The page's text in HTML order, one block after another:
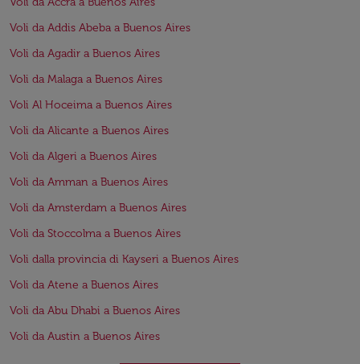
Voli da Addis Abeba a Buenos Aires
Voli da Agadir a Buenos Aires
Voli da Malaga a Buenos Aires
Voli Al Hoceima a Buenos Aires
Voli da Alicante a Buenos Aires
Voli da Algeri a Buenos Aires
Voli da Amman a Buenos Aires
Voli da Amsterdam a Buenos Aires
Voli da Stoccolma a Buenos Aires
Voli dalla provincia di Kayseri a Buenos Aires
Voli da Atene a Buenos Aires
Voli da Abu Dhabi a Buenos Aires
Voli da Austin a Buenos Aires